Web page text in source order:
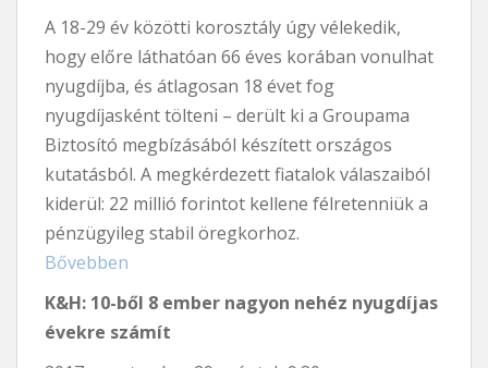
A 18-29 év közötti korosztály úgy vélekedik,
hogy előre láthatóan 66 éves korában vonulhat
nyugdíjba, és átlagosan 18 évet fog
nyugdíjasként tölteni – derült ki a Groupama
Biztosító megbízásából készített országos
kutatásból. A megkérdezett fiatalok válaszaiból
kiderül: 22 millió forintot kellene félretenniük a
pénzügyileg stabil öregkorhoz.
Bővebben
K&H: 10-ből 8 ember nagyon nehéz nyugdíjas
évekre számít